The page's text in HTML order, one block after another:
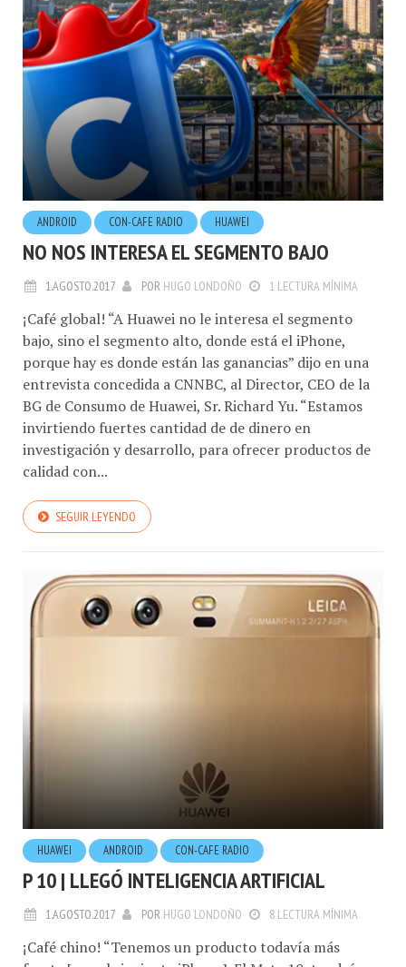
ANDROID CON-CAFE RADIO HUAWEI
NO NOS INTERESA EL SEGMENTO BAJO
1.AGOSTO.2017 POR HUGO LONDOÑO 1 LECTURA MÍNIMA
¡Café global! “A Huawei no le interesa el segmento
bajo, sino el segmento alto, donde está el iPhone,
porque hay es donde están las ganancias” dijo en una
entrevista concedida a CNNBC, al Director, CEO de la
BG de Consumo de Huawei, Sr. Richard Yu. “Estamos
invirtiendo fuertes cantidad de de dinero en
investigación y desarrollo, para ofrecer productos de
calidad con...
HUAWEI ANDROID CON-CAFE RADIO
P 10 | LLEGÓ INTELIGENCIA ARTIFICIAL
1.AGOSTO.2017 PORHUGO LONDOÑO 8 LECTURA MÍNIMA
¡Café chino! “Tenemos un producto todavía más
fuerte [que el siguiente iPhone]. El Mate 10, tendrá